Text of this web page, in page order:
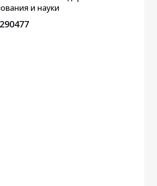
и науки
к лицензии на осуществление
образовательной деятельности